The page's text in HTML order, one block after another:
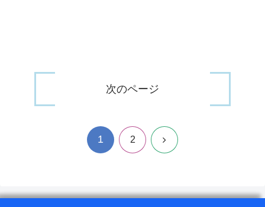
次のページ
1 2 次